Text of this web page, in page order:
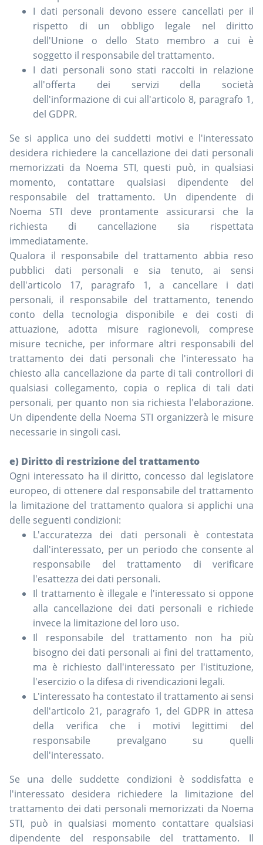
I dati personali devono essere cancellati per il
rispetto di un obbligo legale nel diritto
dell'Unione o dello Stato membro a cui è
soggetto il responsabile del trattamento.
I dati personali sono stati raccolti in relazione
all'offerta dei servizi della società
dell'informazione di cui all'articolo 8, paragrafo 1,
del GDPR.
Se si applica uno dei suddetti motivi e l'interessato
desidera richiedere la cancellazione dei dati personali
memorizzati da Noema STI, questi può, in qualsiasi
momento, contattare qualsiasi dipendente del
responsabile del trattamento. Un dipendente di
Noema STI deve prontamente assicurarsi che la
richiesta di cancellazione sia rispettata
immediatamente.
Qualora il responsabile del trattamento abbia reso
pubblici dati personali e sia tenuto, ai sensi
dell'articolo 17, paragrafo 1, a cancellare i dati
personali, il responsabile del trattamento, tenendo
conto della tecnologia disponibile e dei costi di
attuazione, adotta misure ragionevoli, comprese
misure tecniche, per informare altri responsabili del
trattamento dei dati personali che l'interessato ha
chiesto alla cancellazione da parte di tali controllori di
qualsiasi collegamento, copia o replica di tali dati
personali, per quanto non sia richiesta l'elaborazione.
Un dipendente della Noema STI organizzerà le misure
necessarie in singoli casi.
e) Diritto di restrizione del trattamento
Ogni interessato ha il diritto, concesso dal legislatore
europeo, di ottenere dal responsabile del trattamento
la limitazione del trattamento qualora si applichi una
delle seguenti condizioni:
L'accuratezza dei dati personali è contestata
dall'interessato, per un periodo che consente al
responsabile del trattamento di verificare
l'esattezza dei dati personali.
Il trattamento è illegale e l'interessato si oppone
alla cancellazione dei dati personali e richiede
invece la limitazione del loro uso.
Il responsabile del trattamento non ha più
bisogno dei dati personali ai fini del trattamento,
ma è richiesto dall'interessato per l'istituzione,
l'esercizio o la difesa di rivendicazioni legali.
L'interessato ha contestato il trattamento ai sensi
dell'articolo 21, paragrafo 1, del GDPR in attesa
della verifica che i motivi legittimi del
responsabile prevalgano su quelli
dell'interessato.
Se una delle suddette condizioni è soddisfatta e
l'interessato desidera richiedere la limitazione del
trattamento dei dati personali memorizzati da Noema
STI, può in qualsiasi momento contattare qualsiasi
dipendente del responsabile del trattamento. Il